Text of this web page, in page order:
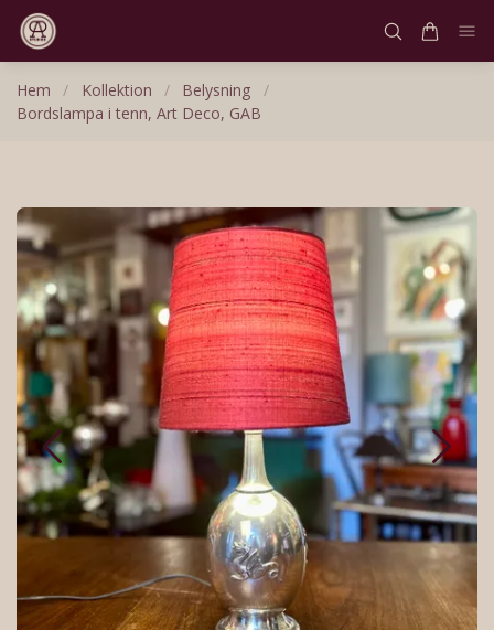
Hem / Kollektion / Belysning
/
Bordslampa i tenn, Art Deco, GAB